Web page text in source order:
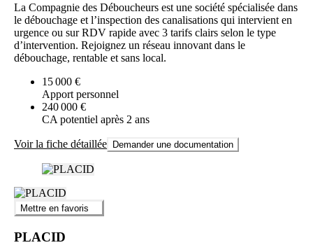
La Compagnie des Déboucheurs est une société spécialisée dans
le débouchage et l’inspection des canalisations qui intervient en
urgence ou sur RDV rapide avec 3 tarifs clairs selon le type
d’intervention. Rejoignez un réseau innovant dans le
débouchage, rentable et sans local.
15 000 €
Apport personnel
240 000 €
CA potentiel après 2 ans
Voir la fiche détaillée Demander une documentation
Mettre en favoris
PLACID